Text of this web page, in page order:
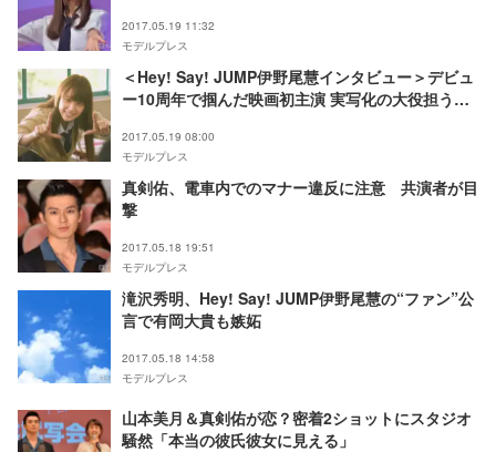
2017.05.19 11:32
モデルプレス
＜Hey! Say! JUMP伊野尾慧インタビュー＞デビュ
ー10周年で掴んだ映画初主演 実写化の大役担うも
2017.05.19 08:00
モデルプレス
真剣佑、電車内でのマナー違反に注意 共演者が目
撃
2017.05.18 19:51
モデルプレス
滝沢秀明、Hey! Say! JUMP伊野尾慧の“ファン”公
言で有岡大貴も嫉妬
2017.05.18 14:58
モデルプレス
山本美月＆真剣佑が恋？密着2ショットにスタジオ
騒然「本当の彼氏彼女に見える」